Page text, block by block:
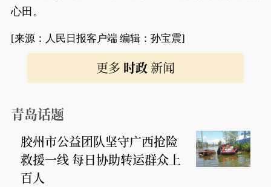
心田。
[来源：人民日报客户端 编辑：孙宝震]
更多 时政新闻
青岛话题
胶州市公益团队坚守广西抢险
救援一线 每日协助转运群众上
百人